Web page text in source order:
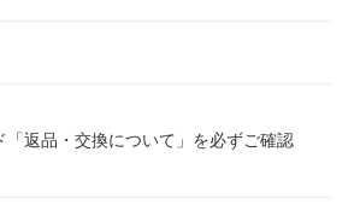
返品・交換について」を必ずご確認